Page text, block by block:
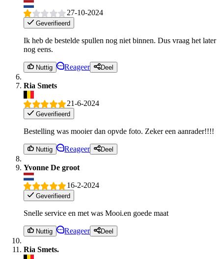
27-10-2024
Geverifieerd
Ik heb de bestelde spullen nog niet binnen. Dus vraag het later
nog eens.
Nuttig Reageer Deel
Ria Smets
21-6-2024
Geverifieerd
Bestelling was mooier dan opvde foto. Zeker een aanrader!!!!
Nuttig Reageer Deel
Yvonne De groot
16-2-2024
Geverifieerd
Snelle service en met was Mooi.en goede maat
Nuttig Reageer Deel
Ria Smets.